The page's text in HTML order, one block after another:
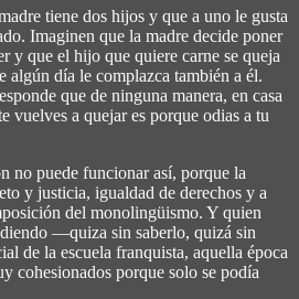
tiene dos hijos y que a uno le gusta
Imaginen que la madre decide poner
y que el hijo que quiere carne se queja
algún día le complazca también a él.
que de ninguna manera, en casa
vuelves a quejar es porque odias a tu
no puede funcionar así, porque la
y justicia, igualdad de derechos y a
del monolingüismo. Y quien
―quiza sin saberlo, quizá sin
de la escuela franquista, aquella época
cohesionados porque solo se podía